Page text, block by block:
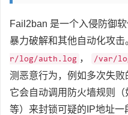
Fail2ban 是一个入侵防御
暴力破解和其他自动化攻
r/log/auth.log ， /var/
测恶意行为，例如多次失败
它会自动调用防火墙规则
等）来封锁可疑的IP地址一